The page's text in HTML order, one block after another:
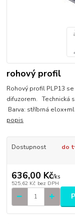
rohový profil
Rohový profil PLP13
difuzorem. Technická
Barva: stříbrná
popis
Dostupnost do
636,00 Kč/ks
525,62 Kč bez DPH